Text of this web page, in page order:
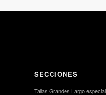
SECCIONES
Tallas Grandes Largo especial